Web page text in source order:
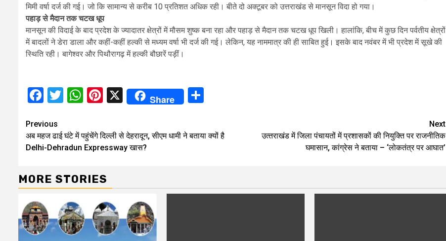
मिमी वर्षा दर्ज की गई। जो कि सामान्य से करीब 10 प्रतिशत अधिक रही। बीते दो अक्टूबर को उत्तराखंड से मानसून विदा हो गया।
पहाड़ से मैदान तक चटख धूप
मानसून की विदाई के बाद प्रदेश के ज्यादातर क्षेत्रों में मौसम शुष्क बना रहा और पहाड़ से मैदान तक चटख धूप खिली। हालांकि, बीच में कुछ दिन पर्वतीय क्षेत्रों
में बादलों ने डेरा डाला और कहीं-कहीं हल्की से मध्यम वर्षा भी दर्ज की गई। लेकिन, यह नाममात्र की ही साबित हुई। इसके बाद नवंबर में भी प्रदेश में सूखे की
स्थिति रही। बागेश्वर और पिथौरागढ़ में हल्की बौछारें पड़ीं।
Facebook
Twitter
WhatsApp
Pinterest
X Share
Continue
Reading
Previous
अब महज ढाई घंटे में पहुंचेंगे दिल्‍ली से देहरादून, सीएम धामी ने बताया क्‍यों है
Delhi-Dehradun Expressway खास?
Next
उत्‍तराखंड में जिला पंचायतों में प्रशासकों की नियुक्ति पर राजनीतिक
घमासान, कांग्रेस ने बताया – ‘लोकतंत्र पर आघात’
MORE STORIES